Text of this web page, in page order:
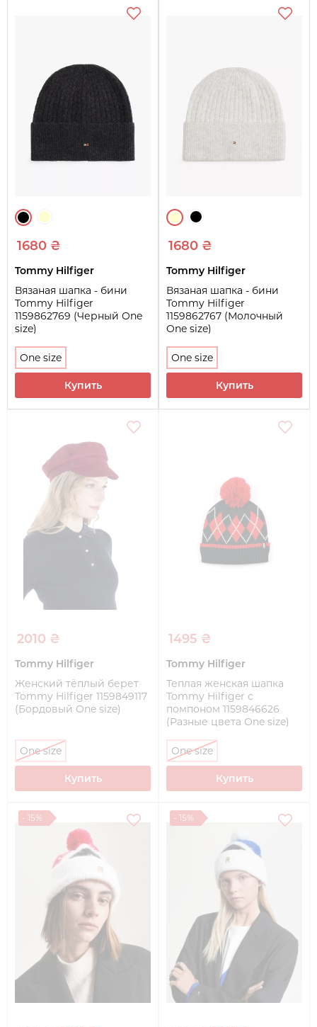
1680 ₴
Tommy Hilfiger
Вязаная шапка - бини
Tommy Hilfiger
1159862769 (Черный One
size)
One size
Купить
1680 ₴
Tommy Hilfiger
Вязаная шапка - бини
Tommy Hilfiger
1159862767 (Молочный
One size)
One size
Купить
2010 ₴
Tommy Hilfiger
Женский тёплый берет
Tommy Hilfiger 1159849117
(Бордовый One size)
One size
Купить
1495 ₴
Tommy Hilfiger
Теплая женская шапка
Tommy Hilfiger с
помпоном 1159846626
(Разные цвета One size)
One size
Купить
- 15% - 15%